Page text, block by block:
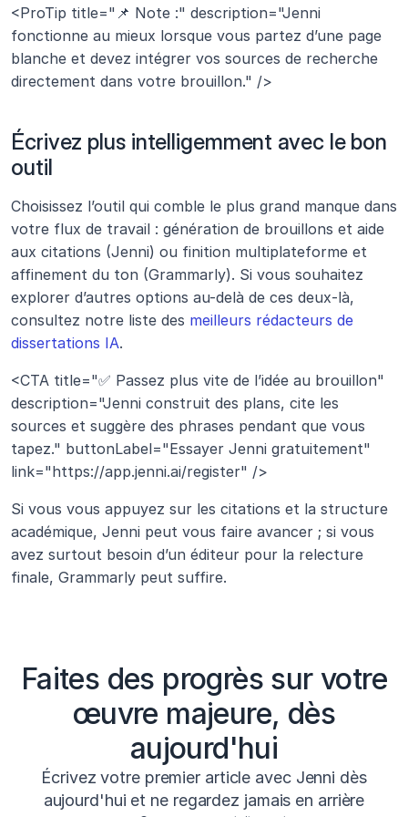
<ProTip title="📌 Note :" description="Jenni
fonctionne au mieux lorsque vous partez d’une page
blanche et devez intégrer vos sources de recherche
directement dans votre brouillon." />
Écrivez plus intelligemment avec le bon
outil
Choisissez l’outil qui comble le plus grand manque dans
votre flux de travail : génération de brouillons et aide
aux citations (Jenni) ou finition multiplateforme et
affinement du ton (Grammarly). Si vous souhaitez
explorer d’autres options au-delà de ces deux-là,
consultez notre liste des meilleurs rédacteurs de
dissertations IA.
<CTA title="✅ Passez plus vite de l’idée au brouillon"
description="Jenni construit des plans, cite les
sources et suggère des phrases pendant que vous
tapez." buttonLabel="Essayer Jenni gratuitement"
link="https://app.jenni.ai/register" />
Si vous vous appuyez sur les citations et la structure
académique, Jenni peut vous faire avancer ; si vous
avez surtout besoin d’un éditeur pour la relecture
finale, Grammarly peut suffire.
Faites des progrès sur votre
œuvre majeure, dès
aujourd'hui
Écrivez votre premier article avec Jenni dès
aujourd'hui et ne regardez jamais en arrière